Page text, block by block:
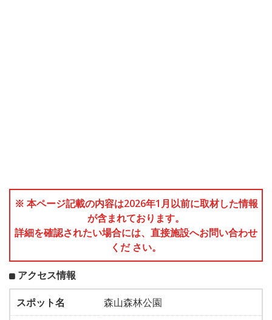
※ 本ページ記載の内容は2026年1月以前に取材した情報
が含まれております。
詳細を確認されたい場合には、直接施設へお問い合わせ
くだ さい。
アクセス情報
スポット名
森山森林公園